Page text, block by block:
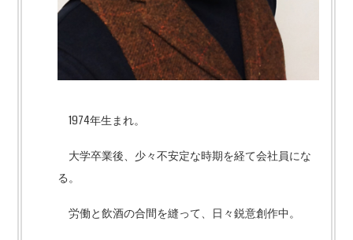
1974年生まれ。
大学卒業後、少々不安定な時期を経て会社員にな
る。
労働と飲酒の合間を縫って、日々鋭意創作中。